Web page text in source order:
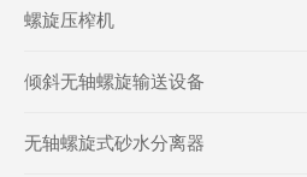
螺旋压榨机
倾斜无轴螺旋输送设备
无轴螺旋式砂水分离器